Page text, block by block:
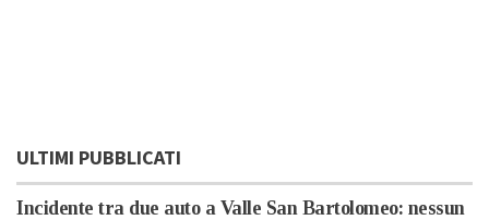
ULTIMI PUBBLICATI
Incidente tra due auto a Valle San Bartolomeo: nessun